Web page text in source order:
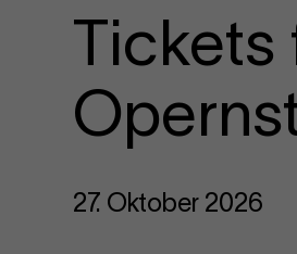
Tickets
27. Oktober 2026